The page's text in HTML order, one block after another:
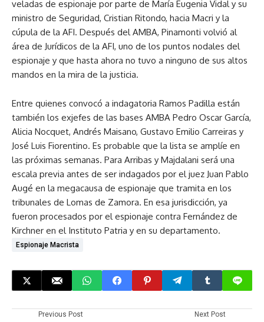
veladas de espionaje por parte de María Eugenia Vidal y su
ministro de Seguridad, Cristian Ritondo, hacia Macri y la
cúpula de la AFI. Después del AMBA, Pinamonti volvió al
área de Jurídicos de la AFI, uno de los puntos nodales del
espionaje y que hasta ahora no tuvo a ninguno de sus altos
mandos en la mira de la justicia.
Entre quienes convocó a indagatoria Ramos Padilla están
también los exjefes de las bases AMBA Pedro Oscar García,
Alicia Nocquet, Andrés Maisano, Gustavo Emilio Carreiras y
José Luis Fiorentino. Es probable que la lista se amplíe en
las próximas semanas. Para Arribas y Majdalani será una
escala previa antes de ser indagados por el juez Juan Pablo
Augé en la megacausa de espionaje que tramita en los
tribunales de Lomas de Zamora. En esa jurisdicción, ya
fueron procesados por el espionaje contra Fernández de
Kirchner en el Instituto Patria y en su departamento.
Espionaje Macrista
Previous Post Next Post